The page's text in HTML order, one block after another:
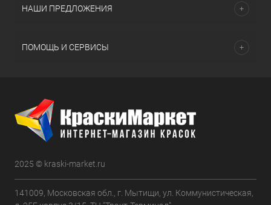
НАШИ ПРЕДЛОЖЕНИЯ
ПОМОЩЬ И СЕРВИСЫ
2025 © kraski-market.ru
141009, Московская обл., г. Мытищи, ул. Коммунистическая,